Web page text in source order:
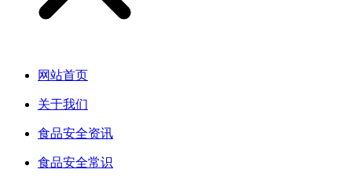
网站首页
关于我们
食品安全资讯
食品安全常识